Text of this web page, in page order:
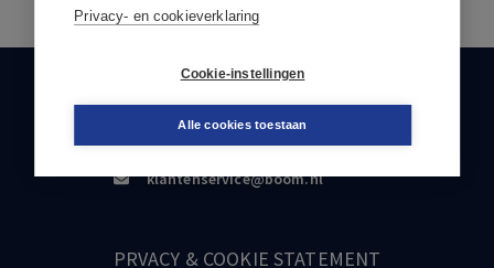
Privacy- en cookieverklaring
Cookie-instellingen
Alle cookies toestaan
klantenservice@boom.nl
PRVACY & COOKIE STATEMENT